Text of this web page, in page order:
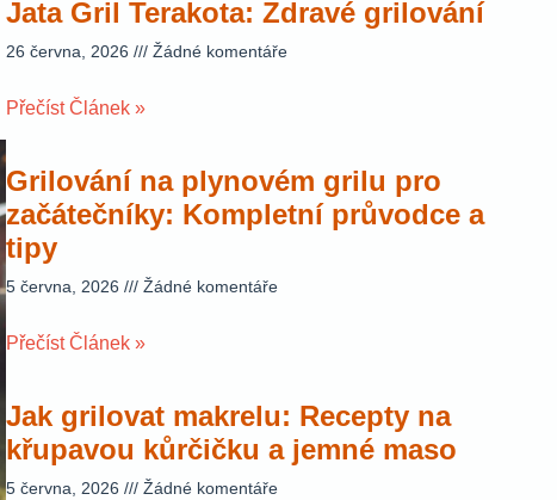
Jata Gril Terakota: Zdravé grilování
26 června, 2026 Žádné komentáře
Přečíst Článek »
Grilování na plynovém grilu pro
začátečníky: Kompletní průvodce a
tipy
5 června, 2026 Žádné komentáře
Přečíst Článek »
Jak grilovat makrelu: Recepty na
křupavou kůrčičku a jemné maso
5 června, 2026 Žádné komentáře